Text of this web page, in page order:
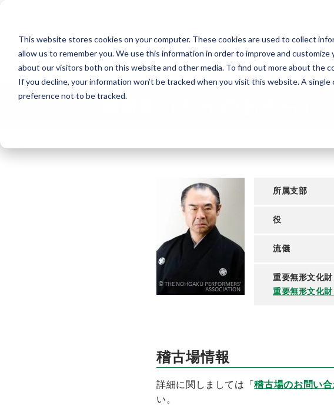
This website stores cookies on your computer. These cookies are used to collect
allow us to remember you. We use this information in order to improve and
about our visitors both on this website and other media. To find out more about the
If you decline, your information won’t be tracked when you visit this website. A
preference not to be tracked.
Search
能楽の公演 能楽を
所属支部
役
流儀
重要無形文化財
重要無形文化財
稽古場情報
詳細に関しましては「稽古場のお問い
い。